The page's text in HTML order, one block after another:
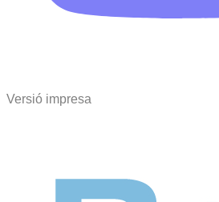
Versió impresa